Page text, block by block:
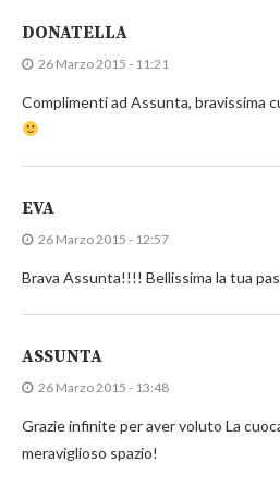
DONATELLA
26 Marzo 2015 - 11:21
Complimenti ad Assunta, bravissima
EVA
26 Marzo 2015 - 12:57
Brava Assunta!!!! Bellissima la tua
ASSUNTA
26 Marzo 2015 - 13:48
Grazie infinite per aver voluto La
meraviglioso spazio!